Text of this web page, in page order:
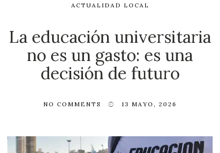
ACTUALIDAD LOCAL
La educación universitaria
no es un gasto: es una
decisión de futuro
NO COMMENTS 13 MAYO, 2026